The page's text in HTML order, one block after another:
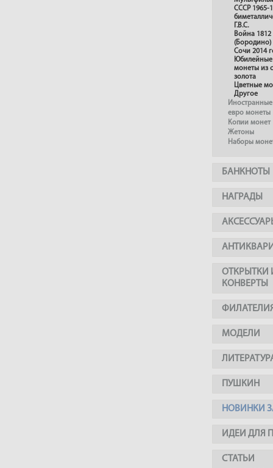
СССР 1965-
Г.В.С.
Война 1812
(Бородино)
Сочи 2014
монеты из
золота
Цветные
Другое
евро монеты
Копии монет
Жетоны
Наборы
БАНКНОТЫ
НАГРАДЫ
ОТКРЫТКИ
КОНВЕРТЫ
МОДЕЛИ
ПУШКИН
НОВИНКИ
ИДЕИ ДЛЯ
СТАТЬИ